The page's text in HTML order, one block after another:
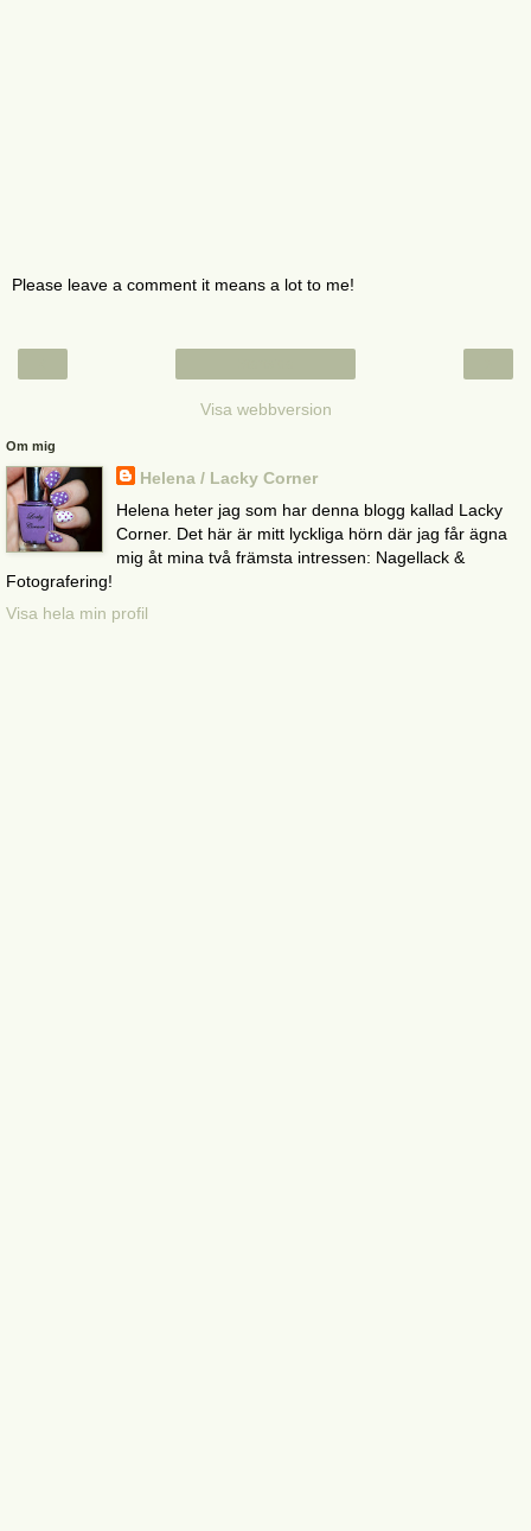
Please leave a comment it means a lot to me!
Visa webbversion
Om mig
Helena / Lacky Corner
Helena heter jag som har denna blogg kallad Lacky
Corner. Det här är mitt lyckliga hörn där jag får ägna
mig åt mina två främsta intressen: Nagellack &
Fotografering!
Visa hela min profil